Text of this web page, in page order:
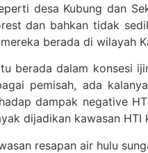
desa Kubung dan
dan bahkan tidak
berada di wilayah
berada dalam
pemisah, ada
dampak negative
dijadikan kawasan
resapan air hulu